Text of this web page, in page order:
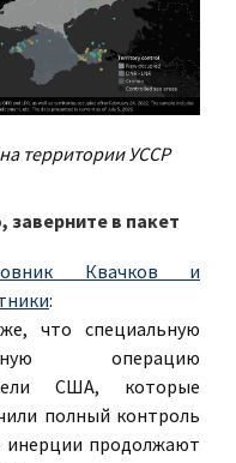
территории УССР
в пакет
Квачков и
:
что специальную
операцию
США, которые
полный контроль
инерции продолжают